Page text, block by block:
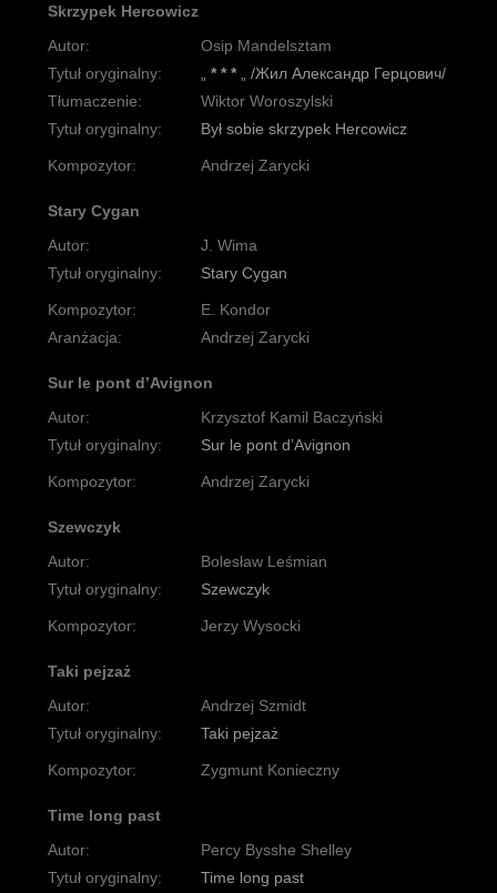
Skrzypek Hercowicz
Autor:
Osip Mandelsztam
Tytuł oryginalny:
* * *„ /Жил Александр Герцович/
Tłumaczenie:
Wiktor Woroszylski
Tytuł oryginalny:
Był sobie skrzypek Hercowicz
Kompozytor: Andrzej Zarycki
Stary Cygan
Autor:
J. Wima
Tytuł oryginalny:
Stary Cygan
Kompozytor:
E. Kondor
Aranżacja:
Andrzej Zarycki
Sur le pont d’Avignon
Autor:
Krzysztof Kamil Baczyński
Tytuł oryginalny:
Sur le pont d’Avignon
Kompozytor: Andrzej Zarycki
Szewczyk
Autor:
Bolesław Leśmian
Tytuł oryginalny:
Szewczyk
Kompozytor: Jerzy Wysocki
Taki pejzaż
Autor:
Andrzej Szmidt
Tytuł oryginalny:
Taki pejzaż
Kompozytor: Zygmunt Konieczny
Time long past
Autor:
Percy Bysshe Shelley
Tytuł oryginalny:
Time long past